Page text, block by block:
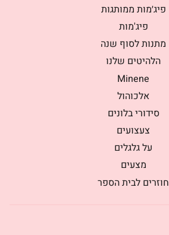
פיג׳מות ממותגות
פיג'מות
מתנות לסוף שנה
הלהיטים שלנו
Minene
אלכוהול
סידורי בלונים
צעצועים
על גלגלים
מצעים
חוזרים לבית הספר